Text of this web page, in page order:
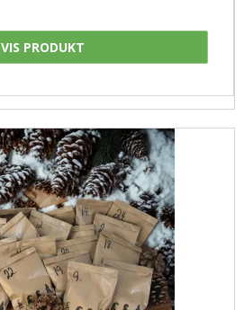
VIS PRODUKT